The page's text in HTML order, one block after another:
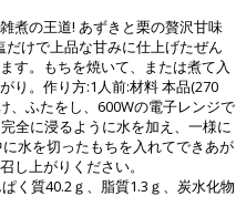
煮の王道! あずきと栗の贅沢甘味
けで上品な甘みに仕上げたぜん
す。もちを焼いて、または煮て入
り。作り方:1人前:材料 本品(270
、ふたをし、600Wの電子レンジで
全に浸るように水を加え、一様に
水を切ったもちを入れてできあが
し上がりください。
く質40.2ｇ、脂質1.3ｇ、炭水化物